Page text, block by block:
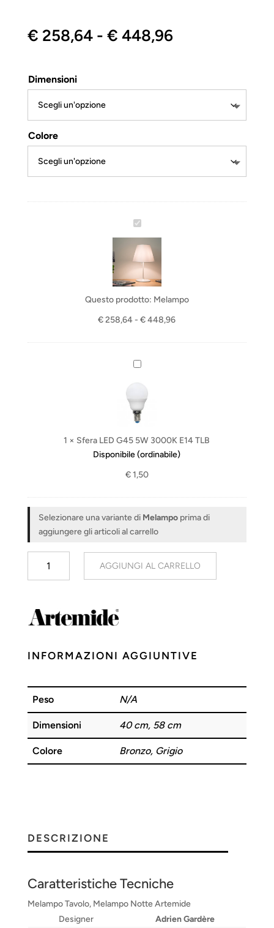
€ 258,64 - € 448,96Fascia
€ 258,64
€ 448,96
Dimensioni
Colore
M
e
a
m
p
Questo prodotto: Melampo
€258,64 - €448,96Fascia
S
r
a
L
E
G
5
W
0
0
T
B
1 × Sfera LED G45 5W 3000K E14 TLB
Disponibile (ordinabile)
€1,50
Selezionare una variante di Melampoprima di
aggiungere gli articoli al carrello
quantità
AGGIUNGI AL CARRELLO
INFORMAZIONI AGGIUNTIVE
Peso N/A
Dimensioni 40 cm, 58 cm
Colore Bronzo, Grigio
DESCRIZIONE
Caratteristiche Tecniche
Melampo Tavolo, Melampo Notte Artemide
Designer
Adrien Gardère